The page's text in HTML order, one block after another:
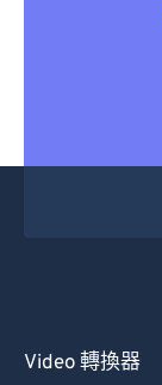
Video 轉換器